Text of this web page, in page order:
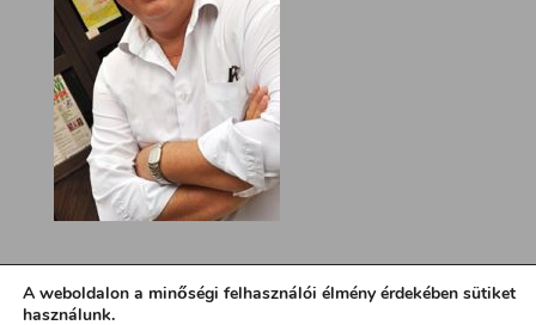
A weboldalon a minőségi felhasználói élmény érdekében sütiket
használunk.